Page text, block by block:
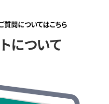
質問についてはこちら
について